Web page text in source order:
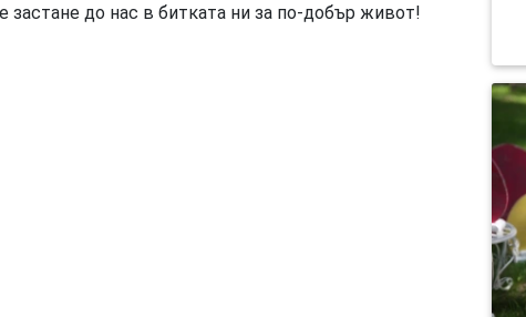
до нас в битката ни за по-добър живот!